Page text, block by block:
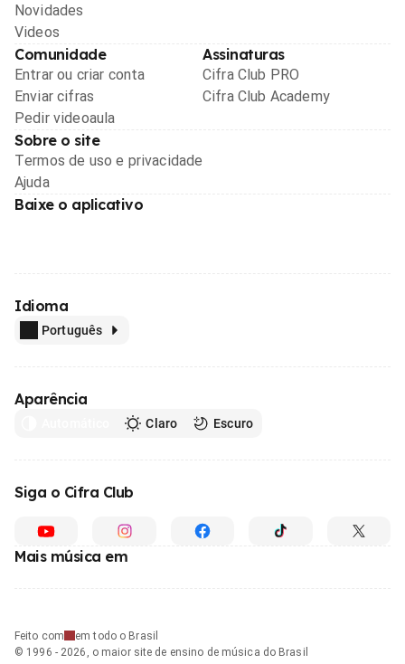
Novidades
Videos
Comunidade
Entrar ou criar conta
Enviar cifras
Pedir videoaula
Assinaturas
Cifra Club PRO
Cifra Club Academy
Sobre o site
Termos de uso e privacidade
Ajuda
Baixe o aplicativo
Idioma
Português
Aparência
Claro Escuro
Siga o Cifra Club
Mais música em
Feito com
em todo o Brasil
© 1996 - 2026, o maior site de ensino de música do Brasil